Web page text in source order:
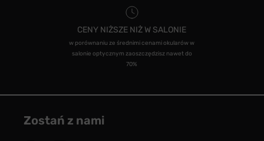
CENY NIŻSZE NIŻ W SALONIE
w porównaniu ze średnimi cenami okularów w
salonie optycznym zaoszczędzisz nawet do
70%
Zostań z nami